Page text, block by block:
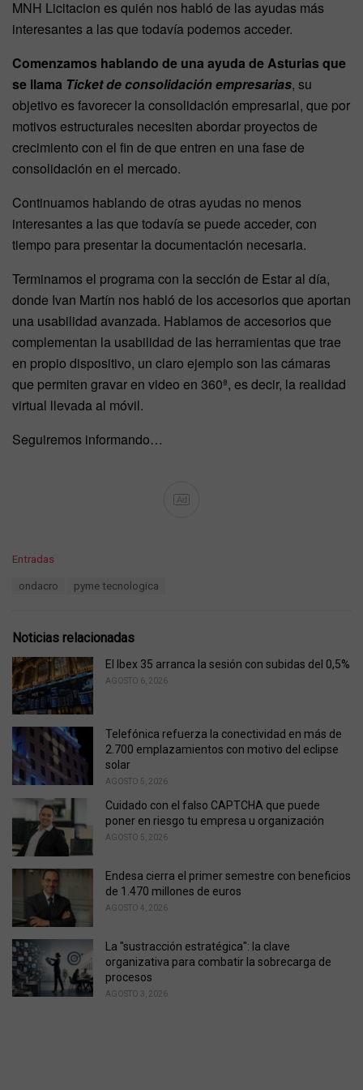
MNH Licitacion es quién nos habló de las ayudas más
interesantes a las que todavía podemos acceder.
Comenzamos hablando de una ayuda de Asturias que
se llama Ticket de consolidación empresarias, su
objetivo es favorecer la consolidación empresarial, que por
motivos estructurales necesiten abordar proyectos de
crecimiento con el fin de que entren en una fase de
consolidación en el mercado.
Continuamos hablando de otras ayudas no menos
interesantes a las que todavía se puede acceder, con
tiempo para presentar la documentación necesaria.
Terminamos el programa con la sección de Estar al día,
donde Ivan Martín nos habló de los accesorios que aportan
una usabilidad avanzada. Hablamos de accesorios que
complementan la usabilidad de las herramientas que trae
en propio dispositivo, un claro ejemplo son las cámaras
que permiten gravar en video en 360ª, es decir, la realidad
virtual llevada al móvil.
Seguiremos informando…
Ad
C
o
r
i
e
s
Entradas
:
ondacro pyme tecnologica
Noticias relacionadas
El Ibex 35 arranca la sesión con subidas del 0,5%
AGOSTO 6, 2026
Telefónica refuerza la conectividad en más de
2.700 emplazamientos con motivo del eclipse
solar
AGOSTO 5, 2026
Cuidado con el falso CAPTCHA que puede
poner en riesgo tu empresa u organización
AGOSTO 5, 2026
Endesa cierra el primer semestre con beneficios
de 1.470 millones de euros
AGOSTO 4, 2026
La "sustracción estratégica": la clave
organizativa para combatir la sobrecarga de
procesos
AGOSTO 3, 2026